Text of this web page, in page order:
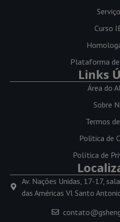
Curso
Plataforma
Links
Área do
Sobre
Termos
Politica de
Política de
Av. Nações Unidas, 17-17,
das Américas Vl Santo